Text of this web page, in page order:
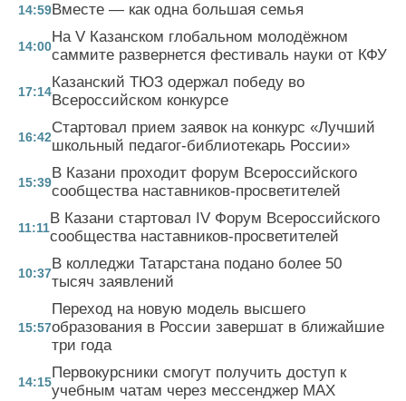
14:59Вместе — как одна большая семья
14:00
На V Казанском глобальном молодёжном
саммите развернется фестиваль науки от КФУ
17:14
Казанский ТЮЗ одержал победу во
Всероссийском конкурсе
16:42
Стартовал прием заявок на конкурс «Лучший
школьный педагог-библиотекарь России»
15:39
В Казани проходит форум Всероссийского
сообщества наставников-просветителей
11:11
В Казани стартовал IV Форум Всероссийского
сообщества наставников-просветителей
10:37
В колледжи Татарстана подано более 50
тысяч заявлений
15:57
Переход на новую модель высшего
образования в России завершат в ближайшие
три года
14:15
Первокурсники смогут получить доступ к
учебным чатам через мессенджер MAX